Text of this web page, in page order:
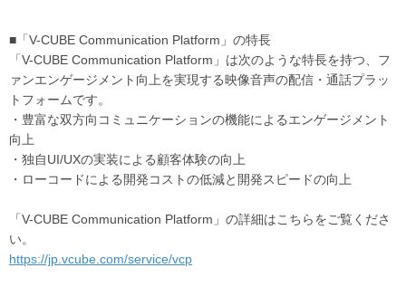
■「V-CUBE Communication Platform」の特長
「V-CUBE Communication Platform」は次のような特長を持つ、フ
ァンエンゲージメント向上を実現する映像音声の配信・通話プラッ
トフォームです。
・豊富な双方向コミュニケーションの機能によるエンゲージメント
向上
・独自UI/UXの実装による顧客体験の向上
・ローコードによる開発コストの低減と開発スピードの向上
「V-CUBE Communication Platform」の詳細はこちらをご覧くださ
い。
https://jp.vcube.com/service/vcp